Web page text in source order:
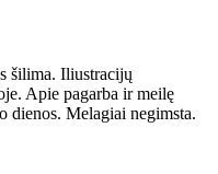
šilima. Iliustracijų
Apie pagarba ir meilę
dienos. Melagiai negimsta.